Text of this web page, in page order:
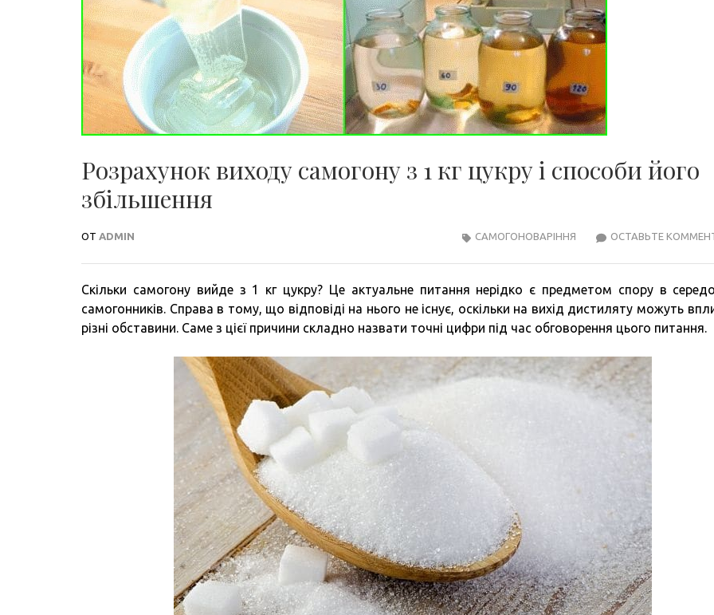
Розрахунок виходу самогону з 1 кг цукру і способи його
збільшення
ОТ ADMIN ОСТАВЬТЕ
САМОГОНОВАРІННЯ
Скільки самогону вийде з 1 кг цукру? Це актуальне питання нерідко є предметом спору в
самогонників. Справа в тому, що відповіді на нього не існує, оскільки на вихід дистиляту можуть
різні обставини. Саме з цієї причини складно назвати точні цифри під час обговорення цього питання.